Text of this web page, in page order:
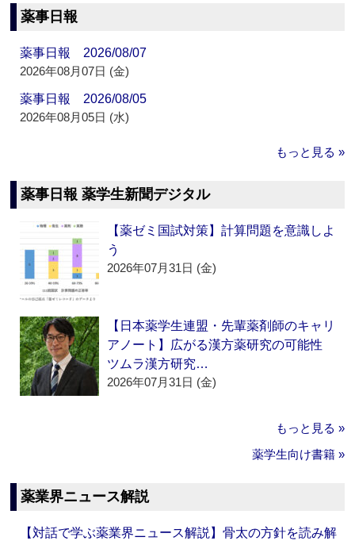
薬事日報
薬事日報 2026/08/07
2026年08月07日 (金)
薬事日報 2026/08/05
2026年08月05日 (水)
もっと見る »
薬事日報 薬学生新聞デジタル
【薬ゼミ国試対策】計算問題を意識しよ
う
2026年07月31日 (金)
【日本薬学生連盟・先輩薬剤師のキャリ
アノート】広がる漢方薬研究の可能性
ツムラ漢方研究…
2026年07月31日 (金)
もっと見る »
薬学生向け書籍 »
薬業界ニュース解説
【対話で学ぶ薬業界ニュース解説】骨太の方針を読み解